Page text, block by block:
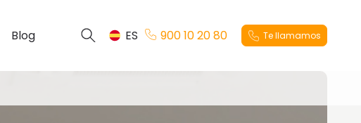
Blog ES 900 10 20 80 Te llamamos